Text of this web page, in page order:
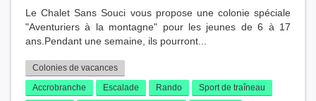
Le Chalet Sans Souci vous propose une colonie spéciale
"Aventuriers à la montagne" pour les jeunes de 6 à 17
ans.Pendant une semaine, ils pourront...
Colonies de vacances
Accrobranche
Escalade Rando
Sport de traîneau